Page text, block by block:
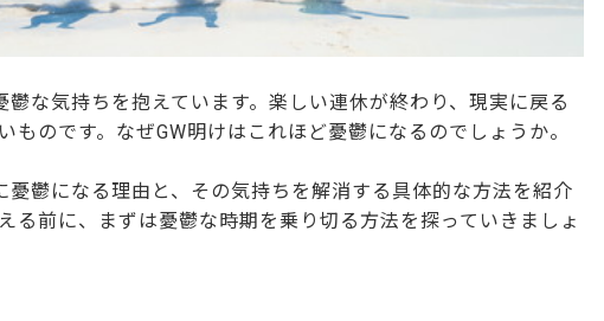
鬱な気持ちを抱えています。楽しい連休が終わり、現実に戻る
ものです。なぜGW明けはこれほど憂鬱になるのでしょうか。
憂鬱になる理由と、その気持ちを解消する具体的な方法を紹介
る前に、まずは憂鬱な時期を乗り切る方法を探っていきましょ